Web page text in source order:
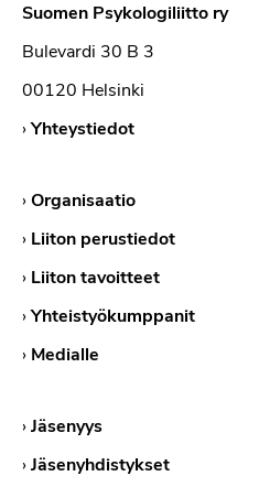
Suomen Psykologiliitto ry
Bulevardi 30 B 3
00120 Helsinki
›Yhteystiedot
›Organisaatio
› Liiton perustiedot
› Liiton tavoitteet
›Yhteistyökumppanit
› Medialle
›Jäsenyys
›Jäsenyhdistykset